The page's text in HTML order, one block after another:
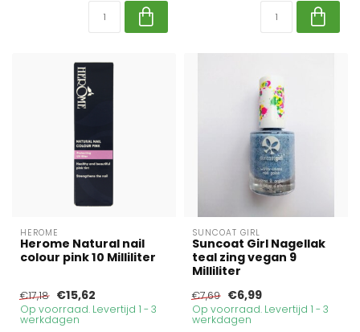
HEROME
Herome Natural nail
colour pink 10 Milliliter
€17,18 €15,62
Op voorraad. Levertijd 1 - 3
werkdagen
SUNCOAT GIRL
Suncoat Girl Nagellak
teal zing vegan 9
Milliliter
€7,69 €6,99
Op voorraad. Levertijd 1 - 3
werkdagen